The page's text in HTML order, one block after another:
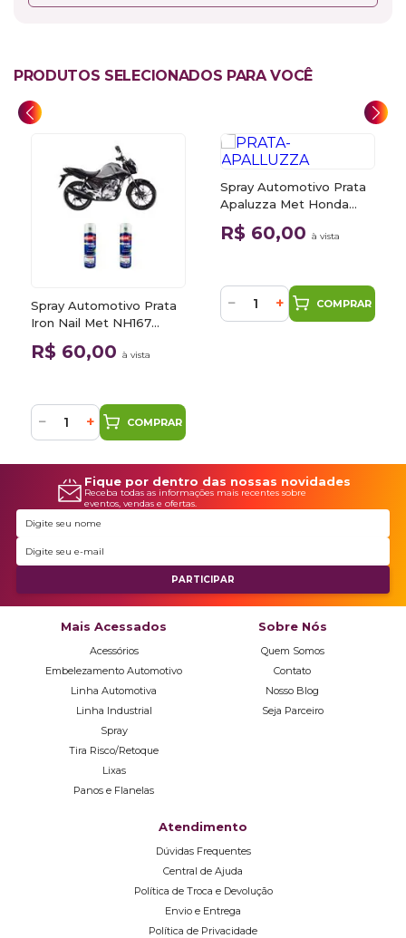
PRODUTOS SELECIONADOS PARA VOCÊ
Spray Automotivo Prata
Iron Nail Met NH167
Honda Motos + Spray
Verniz 300ml
R$ 60,00 à vista
− + COMPRAR
Spray Automotivo Prata
Apaluzza Met Honda
Motos + Verniz Spray
300ml
R$ 60,00 à vista
− + COMPRAR
Fique por dentro das nossas novidades
Receba todas as informações mais recentes sobre
eventos, vendas e ofertas.
Mais Acessados
Acessórios
Embelezamento Automotivo
Linha Automotiva
Linha Industrial
Spray
Tira Risco/Retoque
Lixas
Panos e Flanelas
Sobre Nós
Quem Somos
Contato
Nosso Blog
Seja Parceiro
Atendimento
Dúvidas Frequentes
Central de Ajuda
Política de Troca e Devolução
Envio e Entrega
Política de Privacidade